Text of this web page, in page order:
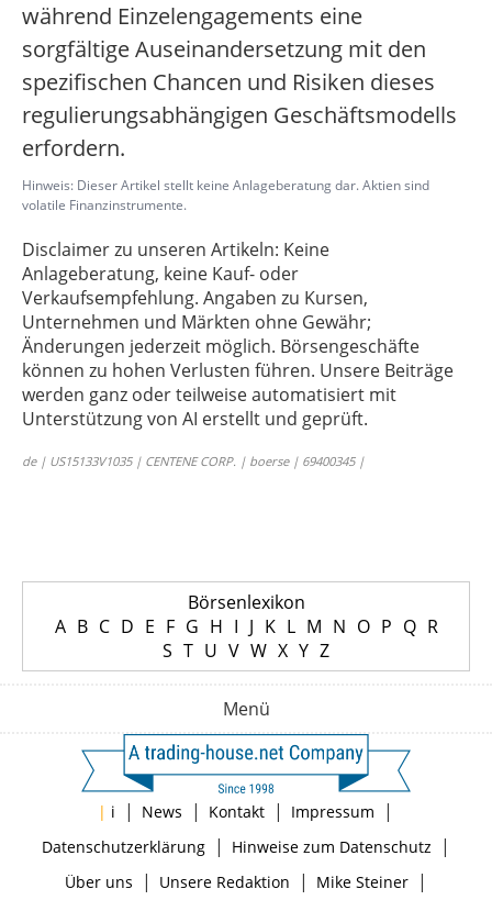
während Einzelengagements eine
sorgfältige Auseinandersetzung mit den
spezifischen Chancen und Risiken dieses
regulierungsabhängigen Geschäftsmodells
erfordern.
Hinweis: Dieser Artikel stellt keine Anlageberatung dar. Aktien sind
volatile Finanzinstrumente.
Disclaimer zu unseren Artikeln: Keine
Anlageberatung, keine Kauf- oder
Verkaufsempfehlung. Angaben zu Kursen,
Unternehmen und Märkten ohne Gewähr;
Änderungen jederzeit möglich. Börsengeschäfte
können zu hohen Verlusten führen. Unsere Beiträge
werden ganz oder teilweise automatisiert mit
Unterstützung von AI erstellt und geprüft.
de | US15133V1035 | CENTENE CORP. | boerse | 69400345 |
Börsenlexikon
A B C D E F G H I J K L M N O P Q R
S T U V W X Y Z
Menü
| i | News | Kontakt | Impressum |
Datenschutzerklärung| Hinweise zum Datenschutz |
Über uns | Unsere Redaktion | Mike Steiner|